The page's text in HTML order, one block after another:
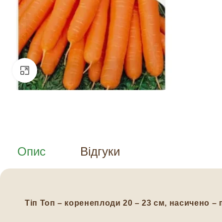
Натисніть, щоб збільшити
Опис Відгуки
Тіп Топ – коренеплоди 20 – 23 см, насичено –